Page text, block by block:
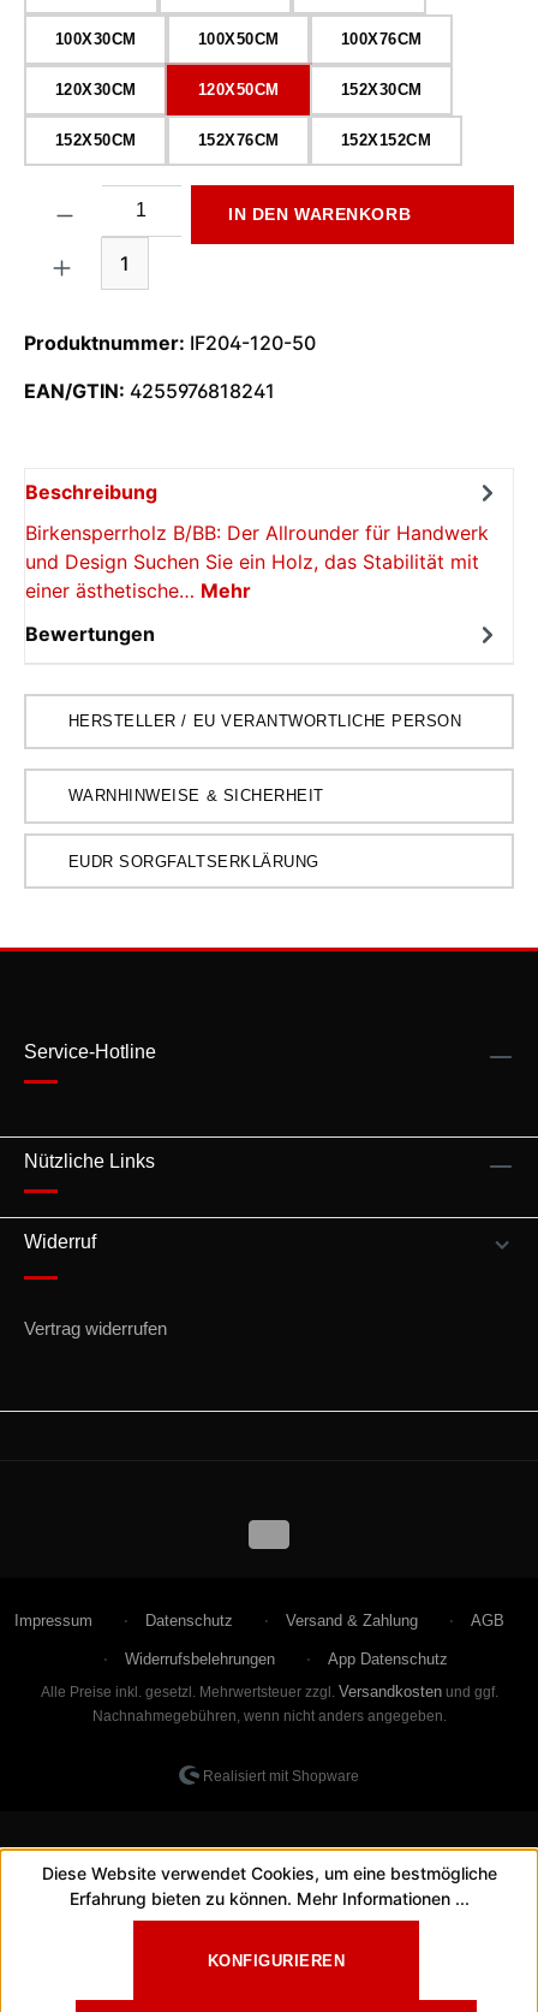
100X30CM 100X50CM 100X76CM
120X30CM 120X50CM 152X30CM
152X50CM 152X76CM 152X152CM
1
IN DEN WARENKORB
Produktnummer: IF204-120-50
EAN/GTIN: 4255976818241
Beschreibung
Birkensperrholz B/BB: Der Allrounder für Handwerk
und Design Suchen Sie ein Holz, das Stabilität mit
einer ästhetische… Mehr
Bewertungen
HERSTELLER / EU VERANTWORTLICHE PERSON
WARNHINWEISE & SICHERHEIT
EUDR SORGFALTSERKLÄRUNG
Service-Hotline
Nützliche Links
Widerruf
Vertrag widerrufen
Impressum Datenschutz Versand & Zahlung AGB
Widerrufsbelehrungen App Datenschutz
Alle Preise inkl. gesetzl. Mehrwertsteuer zzgl. Versandkostenund ggf.
Nachnahmegebühren, wenn nicht anders angegeben.
Realisiert mit Shopware
Diese Website verwendet Cookies, um eine bestmögliche
Erfahrung bieten zu können. Mehr Informationen ...
KONFIGURIEREN